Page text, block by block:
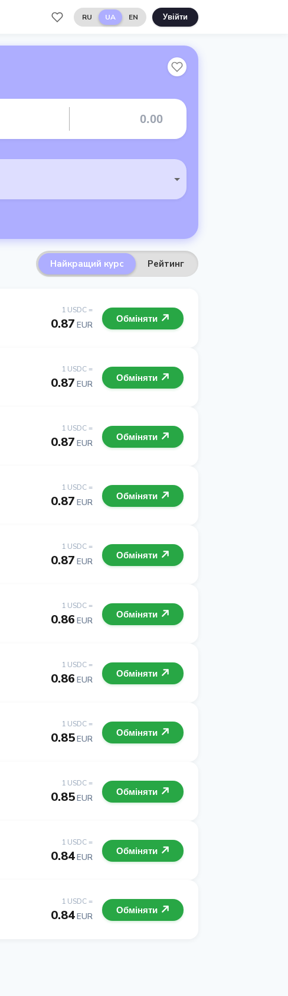
RU UA EN Увійти
Найкращий курс Рейтинг
1 USDC =
0.87 EUR
Обміняти
1 USDC =
0.87 EUR
Обміняти
1 USDC =
0.87 EUR
Обміняти
1 USDC =
0.87 EUR
Обміняти
1 USDC =
0.87 EUR
Обміняти
1 USDC =
0.86 EUR
Обміняти
1 USDC =
0.86 EUR
Обміняти
1 USDC =
0.85EUR
Обміняти
1 USDC =
0.85EUR
Обміняти
1 USDC =
0.84EUR
Обміняти
1 USDC =
0.84EUR
Обміняти